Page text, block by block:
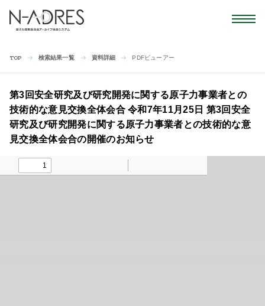
TOP 検索結果一覧 資料詳細 PDFビューアー
第3回安全研究及び研究開発に関する原子力事業者との
技術的な意見交換全体会合 令和7年11月25日 第3回安全
研究及び研究開発に関する原子力事業者との技術的な意
見交換全体会合の開催のお知らせ